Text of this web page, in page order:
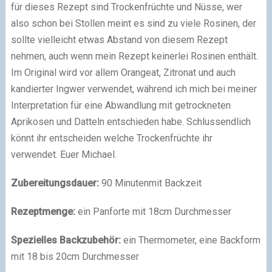
für dieses Rezept sind Trockenfrüchte und Nüsse, wer
also schon bei Stollen meint es sind zu viele Rosinen, der
sollte vielleicht etwas Abstand von diesem Rezept
nehmen, auch wenn mein Rezept keinerlei Rosinen enthält.
Im Original wird vor allem Orangeat, Zitronat und auch
kandierter Ingwer verwendet, während ich mich bei meiner
Interpretation für eine Abwandlung mit getrockneten
Aprikosen und Datteln entschieden habe. Schlussendlich
könnt ihr entscheiden welche Trockenfrüchte ihr
verwendet. Euer Michael.
Zubereitungsdauer:90 Minutenmit Backzeit
Rezeptmenge: ein Panforte mit 18cm Durchmesser
Spezielles Backzubehör:ein Thermometer, eine Backform
mit 18 bis 20cm Durchmesser